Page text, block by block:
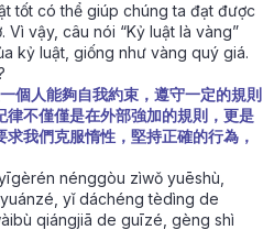
tốt có thể giúp chúng ta đạt được
Vì vậy, câu nói “Kỷ luật là vàng”
kỷ luật, giống như vàng quý giá.
個人能夠自我約束，遵守一定的規則
不僅僅是在外部強加的規則，更是
我們克服惰性，堅持正確的行為，
nénggòu zìwǒ yuēshù,
yǐ dáchéng tèdìng de
qiángjiā de guīzé, gèng shì